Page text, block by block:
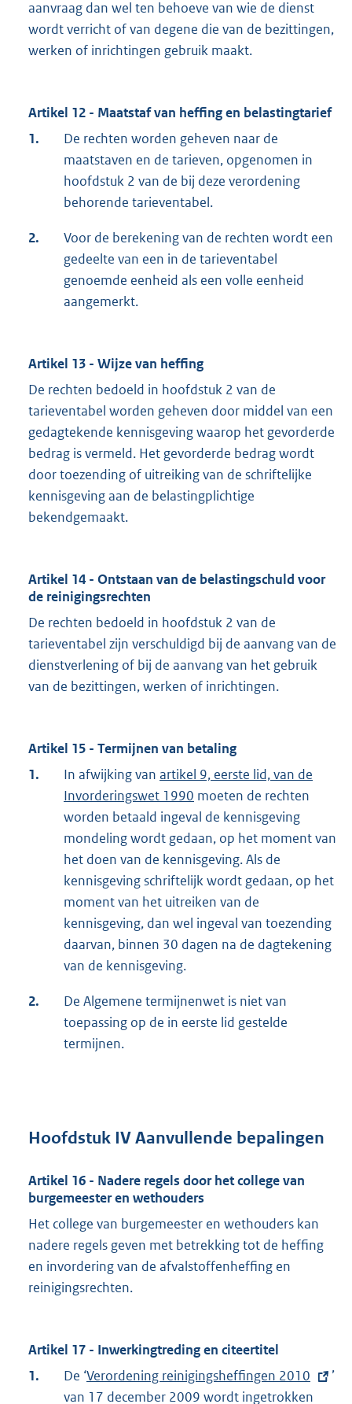
aanvraag dan wel ten behoeve van wie de dienst
wordt verricht of van degene die van de bezittingen,
werken of inrichtingen gebruik maakt.
Artikel 12 - Maatstaf van heffing en belastingtarief
1.
De rechten worden geheven naar de
maatstaven en de tarieven, opgenomen in
hoofdstuk 2 van de bij deze verordening
behorende tarieventabel.
2.
Voor de berekening van de rechten wordt een
gedeelte van een in de tarieventabel
genoemde eenheid als een volle eenheid
aangemerkt.
Artikel 13 - Wijze van heffing
De rechten bedoeld in hoofdstuk 2 van de
tarieventabel worden geheven door middel van een
gedagtekende kennisgeving waarop het gevorderde
bedrag is vermeld. Het gevorderde bedrag wordt
door toezending of uitreiking van de schriftelijke
kennisgeving aan de belastingplichtige
bekendgemaakt.
Artikel 14 - Ontstaan van de belastingschuld voor
de reinigingsrechten
De rechten bedoeld in hoofdstuk 2 van de
tarieventabel zijn verschuldigd bij de aanvang van de
dienstverlening of bij de aanvang van het gebruik
van de bezittingen, werken of inrichtingen.
Artikel 15 - Termijnen van betaling
1.
In afwijking van artikel 9, eerste lid, van de
Invorderingswet 1990 moeten de rechten
worden betaald ingeval de kennisgeving
mondeling wordt gedaan, op het moment van
het doen van de kennisgeving. Als de
kennisgeving schriftelijk wordt gedaan, op het
moment van het uitreiken van de
kennisgeving, dan wel ingeval van toezending
daarvan, binnen 30 dagen na de dagtekening
van de kennisgeving.
2.
De Algemene termijnenwet is niet van
toepassing op de in eerste lid gestelde
termijnen.
Hoofdstuk IV Aanvullende bepalingen
Artikel 16 - Nadere regels door het college van
burgemeester en wethouders
Het college van burgemeester en wethouders kan
nadere regels geven met betrekking tot de heffing
en invordering van de afvalstoffenheffing en
reinigingsrechten.
Artikel 17 - Inwerkingtreding en citeertitel
1.
De ‘E
x
Verordening reinigingsheffingen 2010
’
van 17 december 2009 wordt ingetrokken